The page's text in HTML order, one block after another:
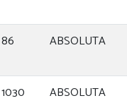
86 ABSOLUTA
1030 ABSOLUTA